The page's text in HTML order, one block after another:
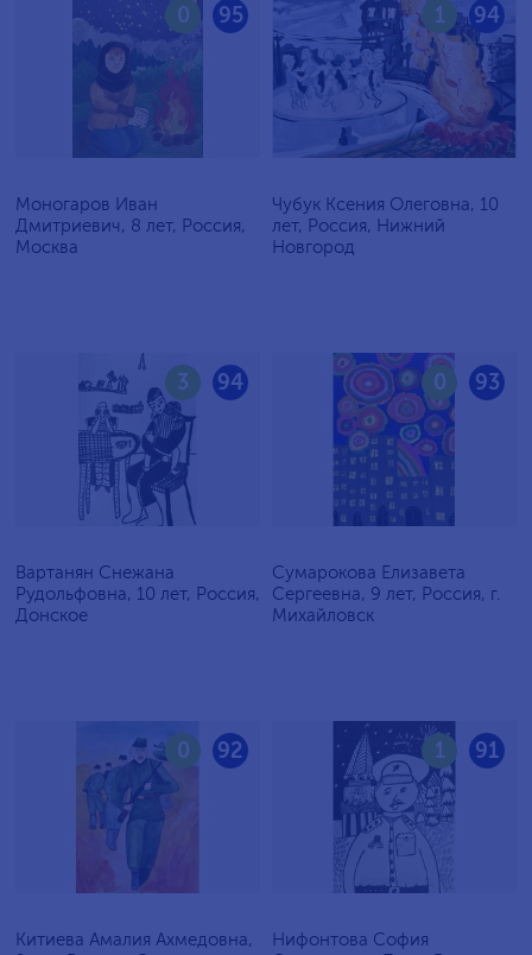
95
0
Моногаров Иван
Дмитриевич, 8 лет, Россия,
Москва
94
1
Чубук Ксения Олеговна, 10
лет, Россия, Нижний
Новгород
94
3
Вартанян Снежана
Рудольфовна, 10 лет, Россия,
Донское
93
0
Сумарокова Елизавета
Сергеевна, 9 лет, Россия, г.
Михайловск
92
0
Китиева Амалия Ахмедовна,
91
1
Нифонтова София